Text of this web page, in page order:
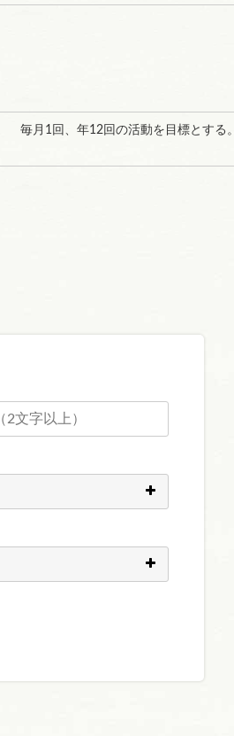
毎月1回、年12回の活動を目標とする。